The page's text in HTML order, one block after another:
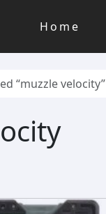
Home
“muzzle velocity”